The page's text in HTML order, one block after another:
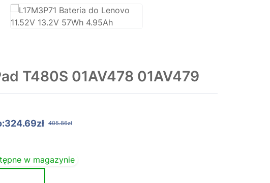
T480S 01AV478 01AV479
405.86zł
w magazynie